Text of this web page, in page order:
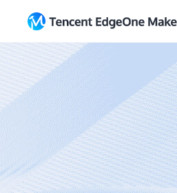
AI Agent
开箱即用的 Agent 开发平台
SaaS
快速交付迭代产品
公司网站
专业构建品牌门户
开始使用
导入 Git 仓库
从模板开始
直接上传
EdgeOne CLI
Makers MCP